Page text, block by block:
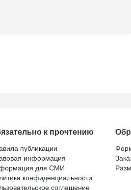
к прочтению
публикации
информация
для СМИ
конфиденциальности
соглашение